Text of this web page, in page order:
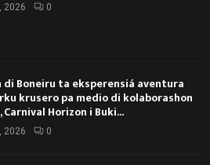
2026 0
di Boneiru ta eksperensiá aventura
krusero pa medio di kolaborashon
Carnival Horizon i Buki...
2026 0